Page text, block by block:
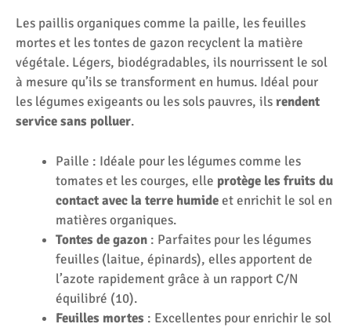
Les paillis organiques comme la paille, les feuilles
mortes et les tontes de gazon recyclent la matière
végétale. Légers, biodégradables, ils nourrissent le sol
à mesure qu’ils se transforment en humus. Idéal pour
les légumes exigeants ou les sols pauvres, ilsrendent
service sans polluer.
Paille : Idéale pour les légumes comme les
tomates et les courges, elle protège les fruits du
contact avec la terre humideet enrichit le sol en
matières organiques.
Tontes de gazon : Parfaites pour les légumes
feuilles (laitue, épinards), elles apportent de
l’azote rapidement grâce à un rapport C/N
équilibré (10).
Feuilles mortes : Excellentes pour enrichir le sol